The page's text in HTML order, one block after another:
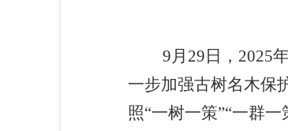
9月29日，2025年
一步加强古树名木保
照“一树一策”“一群